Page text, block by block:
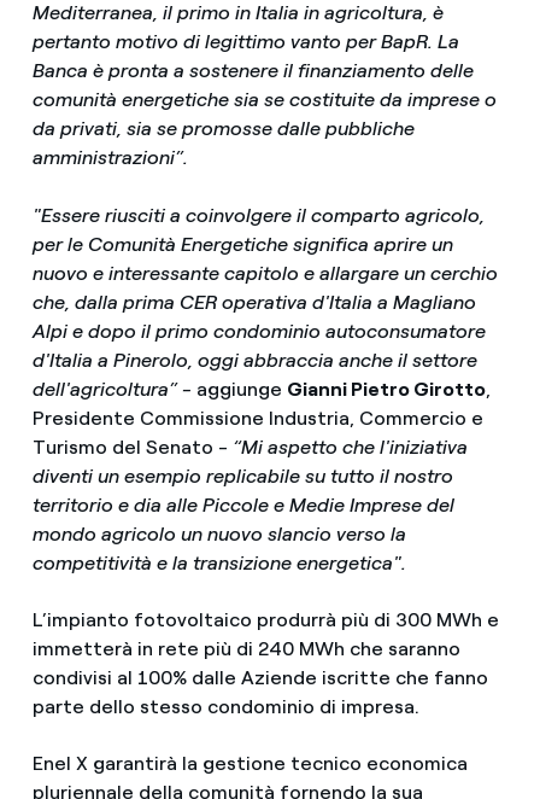
Mediterranea, il primo in Italia in agricoltura, è
pertanto motivo di legittimo vanto per BapR. La
Banca è pronta a sostenere il finanziamento delle
comunità energetiche sia se costituite da imprese o
da privati, sia se promosse dalle pubbliche
amministrazioni”.
"Essere riusciti a coinvolgere il comparto agricolo,
per le Comunità Energetiche significa aprire un
nuovo e interessante capitolo e allargare un cerchio
che, dalla prima CER operativa d'Italia a Magliano
Alpi e dopo il primo condominio autoconsumatore
d'Italia a Pinerolo, oggi abbraccia anche il settore
dell'agricoltura” - aggiunge Gianni Pietro Girotto,
Presidente Commissione Industria, Commercio e
Turismo del Senato - “Mi aspetto che l'iniziativa
diventi un esempio replicabile su tutto il nostro
territorio e dia alle Piccole e Medie Imprese del
mondo agricolo un nuovo slancio verso la
competitività e la transizione energetica".
L’impianto fotovoltaico produrrà più di 300 MWh e
immetterà in rete più di 240 MWh che saranno
condivisi al 100% dalle Aziende iscritte che fanno
parte dello stesso condominio di impresa.
Enel X garantirà la gestione tecnico economica
pluriennale della comunità fornendo la sua